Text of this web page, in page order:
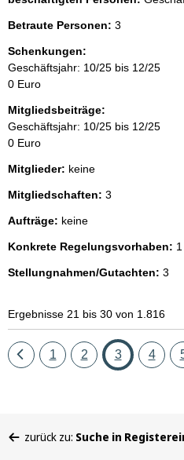
Betraute Personen: 3
Schenkungen:
Geschäftsjahr: 10/25 bis 12/25
0 Euro
Mitgliedsbeiträge:
Geschäftsjahr: 10/25 bis 12/25
0 Euro
Mitglieder: keine
Mitgliedschaften: 3
Aufträge: keine
Konkrete Regelungsvorhaben: 1
Stellungnahmen/Gutachten: 3
Ergebnisse 21 bis 30 von 1.816
EineSeite
1 Seite
2 Seite
3 Seite
4
befinden
zurück zu: Suche in